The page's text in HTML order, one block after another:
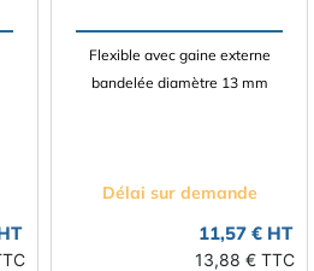
Flexible avec gaine externe
bandelée diamètre 13 mm
Délai sur demande
11,57 € HT
13,88 € TTC